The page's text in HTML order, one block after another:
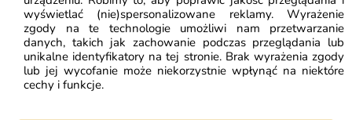
wyświetlać (nie)spersonalizowane reklamy. Wyrażenie
zgody na te technologie umożliwi nam przetwarzanie
danych, takich jak zachowanie podczas przeglądania lub
unikalne identyfikatory na tej stronie. Brak wyrażenia zgody
lub jej wycofanie może niekorzystnie wpłynąć na niektóre
cechy i funkcje.
nie chcesz czekać – sprawdź najczęściej zadawane pytania.